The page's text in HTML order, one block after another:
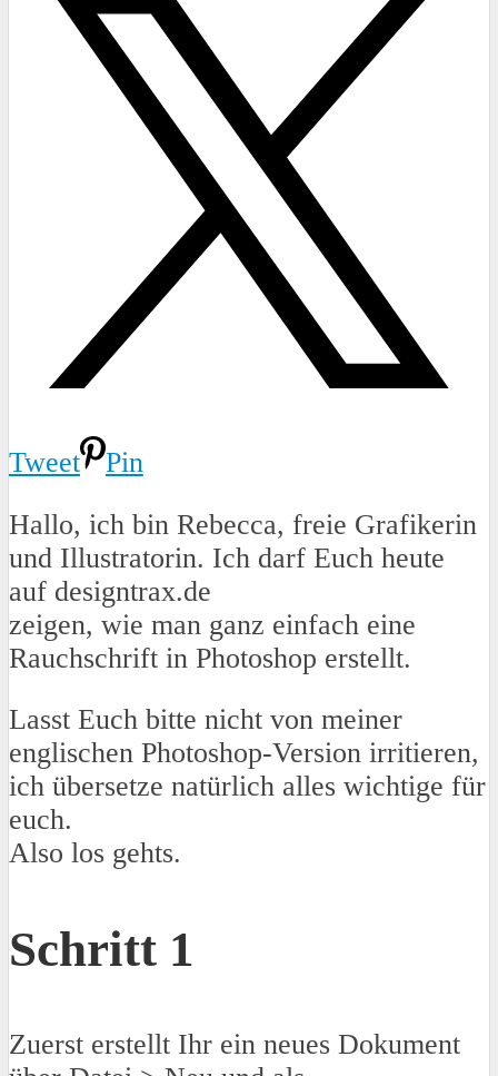
Tweet
Pin
Hallo, ich bin Rebecca, freie Grafikerin
und Illustratorin. Ich darf Euch heute
auf designtrax.de
zeigen, wie man ganz einfach eine
Rauchschrift in Photoshop erstellt.
Lasst Euch bitte nicht von meiner
englischen Photoshop-Version irritieren,
ich übersetze natürlich alles wichtige für
euch.
Also los gehts.
Schritt 1
Zuerst erstellt Ihr ein neues Dokument